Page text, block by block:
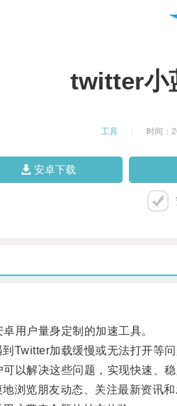
twitter小
工具 时间：
安卓下载
户量身定制的加速工具。
加载缓慢或无法打开等问
解决这些问题，实现快速、稳
览朋友动态、关注最新资讯和